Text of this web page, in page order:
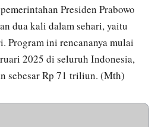
Presiden Prabowo
dua kali dalam sehari, yaitu
Program ini rencananya mulai
2025 di seluruh Indonesia,
sebesar Rp 71 triliun. (Mth)